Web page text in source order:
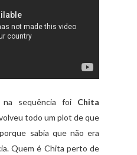
sequência foi Chita
todo um plot de que
sabia que não era
Quem é Chita perto de